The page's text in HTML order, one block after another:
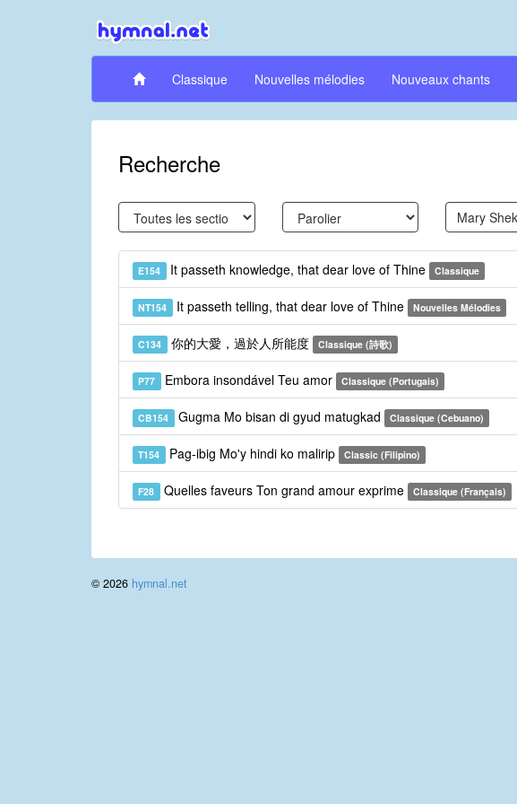
Classique Nouvelles mélodies Nouveaux chants
Recherche
E154 It passeth knowledge, that dear love of Thine Classique
NT154 It passeth telling, that dear love of Thine Nouvelles Mélodies
C134 你的大愛，過於人所能度 Classique (詩歌)
P77 Embora insondável Teu amor Classique (Portugais)
CB154 Gugma Mo bisan di gyud matugkad Classique (Cebuano)
T154 Pag-ibig Mo'y hindi ko malirip Classic (Filipino)
F28 Quelles faveurs Ton grand amour exprime Classique (Français)
© 2026 hymnal.net